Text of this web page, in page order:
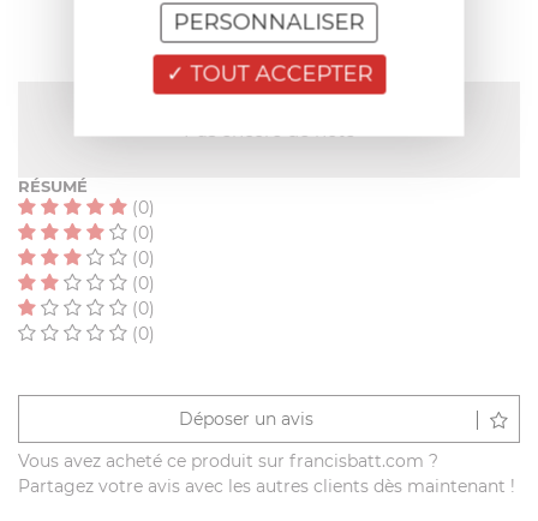
RÉSUMÉ
(0)
(0)
(0)
(0)
(0)
(0)
Déposer un avis
Vous avez acheté ce produit sur francisbatt.com ?
Partagez votre avis avec les autres clients dès maintenant !
TOUT ACCEPTER
PERSONNALISER